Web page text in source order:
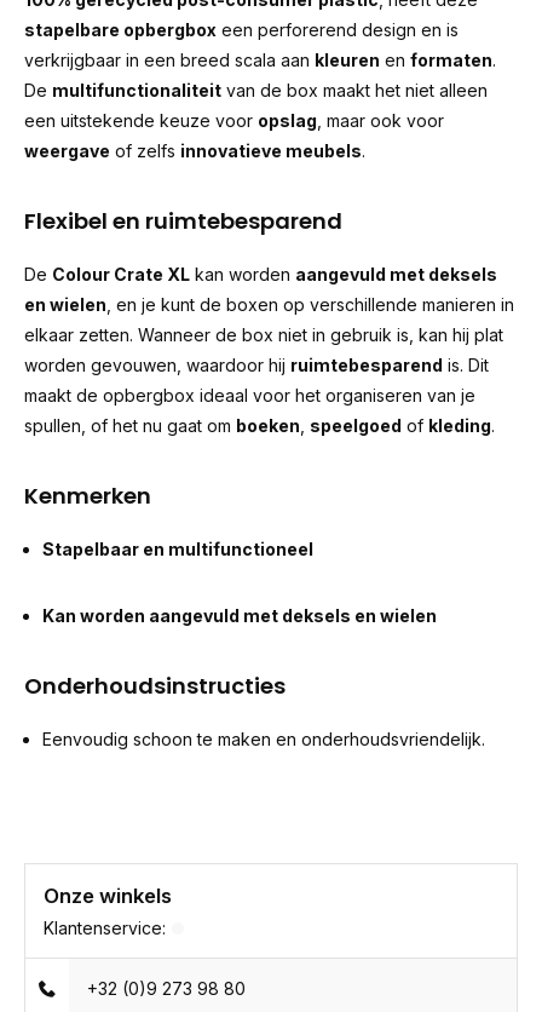
stapelbare opbergbox een perforerend design en is
verkrijgbaar in een breed scala aan kleuren en formaten.
De multifunctionaliteit van de box maakt het niet alleen
een uitstekende keuze voor opslag , maar ook voor
weergave of zelfs innovatieve meubels.
Flexibel en ruimtebesparend
De Colour Crate XL kan worden aangevuld met deksels
en wielen , en je kunt de boxen op verschillende manieren in
elkaar zetten. Wanneer de box niet in gebruik is, kan hij plat
worden gevouwen, waardoor hij ruimtebesparend is. Dit
maakt de opbergbox ideaal voor het organiseren van je
spullen, of het nu gaat om boeken speelgoed of kleding.
Kenmerken
Stapelbaar en multifunctioneel
Kan worden aangevuld met deksels en wielen
Onderhoudsinstructies
Eenvoudig schoon te maken en onderhoudsvriendelijk.
Onze winkels
Klantenservice:
+32 (0)9 273 98 80